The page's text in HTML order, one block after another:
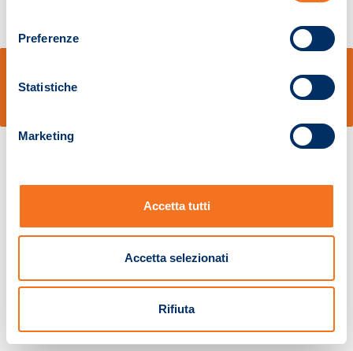
Preferenze
Statistiche
Marketing
Accetta tutti
Accetta selezionati
Rifiuta
Pistoia 01680210505 – R.E.A. n.155974 - Cap.Soc. € 2.000.000,00 i.v. La
Società adotta il Codice Etico D.lgs. 231/01